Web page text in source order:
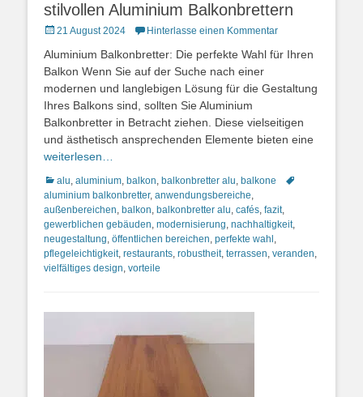
stilvollen Aluminium Balkonbrettern
Posted
21 August 2024 Hinterlasse einen Kommentar
Aluminium Balkonbretter: Die perfekte Wahl für Ihren
Balkon Wenn Sie auf der Suche nach einer
modernen und langlebigen Lösung für die Gestaltung
Ihres Balkons sind, sollten Sie Aluminium
Balkonbretter in Betracht ziehen. Diese vielseitigen
und ästhetisch ansprechenden Elemente bieten eine
weiterlesen…
Kategorien
alu, aluminium, balkon, balkonbretter alu, balkone
Schlagworte
aluminium balkonbretter, anwendungsbereiche,
außenbereichen, balkon, balkonbretter alu, cafés, fazit,
gewerblichen gebäuden, modernisierung, nachhaltigkeit,
neugestaltung, öffentlichen bereichen, perfekte wahl ,
pflegeleichtigkeit, restaurants, robustheit, terrassen, veranden,
vielfältiges design, vorteile